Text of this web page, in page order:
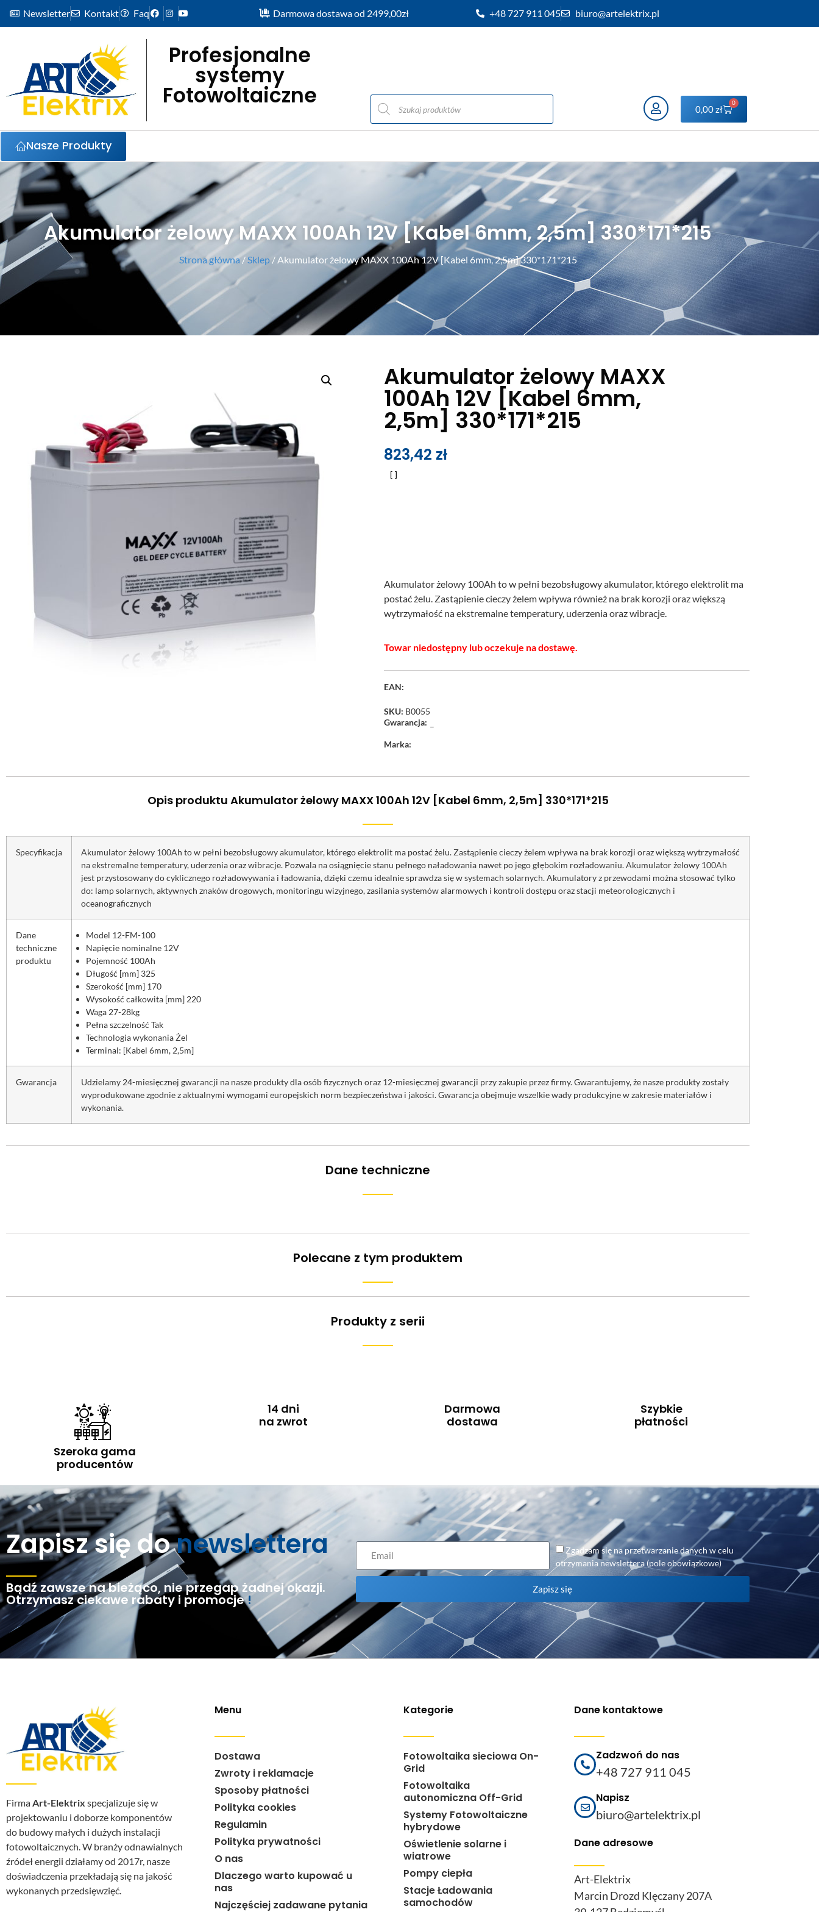
Newsletter Kontakt Faq Darmowa dostawa od 2499,00zł +48 727 911 045 biuro@artelektrix.pl
Profesjonalne
systemy
Fotowoltaiczne 0,00zł
0
Nasze Produkty
Akumulator żelowy MAXX 100Ah 12V [Kabel 6mm, 2,5m] 330*171*215
Strona główna/Sklep/ Akumulator żelowy MAXX 100Ah 12V [Kabel 6mm, 2,5m] 330*171*215
Akumulator żelowy MAXX
100Ah 12V [Kabel 6mm,
2,5m] 330*171*215
823,42 zł
Akumulator żelowy 100Ah to w pełni bezobsługowy akumulator, którego elektrolit ma
postać żelu. Zastąpienie cieczy żelem wpływa również na brak korozji oraz większą
wytrzymałość na ekstremalne temperatury, uderzenia oraz wibracje.
Towar niedostępny lub oczekuje na dostawę.
EAN:
SKU: B0055
Gwarancja: –
Marka:
Opis produktu Akumulator żelowy MAXX 100Ah 12V [Kabel 6mm, 2,5m] 330*171*215
Specyfikacja
Akumulator żelowy 100Ah to w pełni bezobsługowy akumulator, którego elektrolit ma postać żelu. Zastąpienie cieczy żelem wpływa na brak korozji oraz większą wytrzymałość
na ekstremalne temperatury, uderzenia oraz wibracje. Pozwala na osiągnięcie stanu pełnego naładowania nawet po jego głębokim rozładowaniu. Akumulator żelowy 100Ah
jest przystosowany do cyklicznego rozładowywania i ładowania, dzięki czemu idealnie sprawdza się w systemach solarnych. Akumulatory z przewodami można stosować tylko
do: lamp solarnych, aktywnych znaków drogowych, monitoringu wizyjnego, zasilania systemów alarmowych i kontroli dostępu oraz stacji meteorologicznych i
oceanograficznych
Dane
techniczne
produktu
Model 12-FM-100
Napięcie nominalne 12V
Pojemność 100Ah
Długość [mm] 325
Szerokość [mm] 170
Wysokość całkowita [mm] 220
Waga 27-28kg
Pełna szczelność Tak
Technologia wykonania Żel
Terminal: [Kabel 6mm, 2,5m]
Gwarancja
Udzielamy 24-miesięcznej gwarancji na nasze produkty dla osób fizycznych oraz 12-miesięcznej gwarancji przy zakupie przez firmy. Gwarantujemy, że nasze produkty zostały
wyprodukowane zgodnie z aktualnymi wymogami europejskich norm bezpieczeństwa i jakości. Gwarancja obejmuje wszelkie wady produkcyjne w zakresie materiałów i
wykonania.
Dane techniczne
Polecane z tym produktem
Produkty z serii
Szeroka gama
producentów
14 dni
na zwrot
Darmowa
dostawa
Szybkie
płatności
Zapisz się donewslettera
Bądź zawsze na bieżąco, nie przegap żadnej okazji.
Otrzymasz ciekawe rabaty i promocje!
Zgadzam się na przetwarzanie danych w celu
otrzymania newslettera (pole obowiązkowe)
Zapisz się
Firma Art-Elektrix specjalizuje się w
projektowaniu i doborze komponentów
do budowy małych i dużych instalacji
fotowoltaicznych. W branży odnawialnych
źródeł energii działamy od 2017r, nasze
doświadczenia przekładają się na jakość
wykonanych przedsięwzięć.
Menu
Dostawa
Zwroty i reklamacje
Sposoby płatności
Polityka cookies
Regulamin
Polityka prywatności
O nas
Dlaczego warto kupować u
nas
Najczęściej zadawane pytania
Kategorie
Fotowoltaika sieciowa On-
Grid
Fotowoltaika
autonomiczna Off-Grid
Systemy Fotowoltaiczne
hybrydowe
Oświetlenie solarne i
wiatrowe
Pompy ciepła
Stacje Ładowania
samochodów
Dane kontaktowe
Zadzwoń do nas
+48 727 911 045
Napisz
biuro@artelektrix.pl
Dane adresowe
Art-Elektrix
Marcin Drozd Klęczany 207A